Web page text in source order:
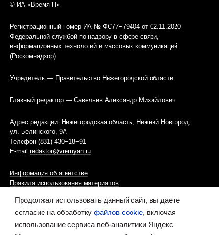
© ИА «Время Н»
Регистрационный номер ИА № ФС77−79404 от 02.11.2020
Федеральной службой по надзору в сфере связи,
информационных технологий и массовых коммуникаций
(Роскомнадзор)
Учредитель — Правительство Нижегородской области
Главный редактор — Савельев Александр Михайлович
Адрес редакции: Нижегородская область, Нижний Новгород,
ул. Белинского, 9А
Телефон (831) 430−18−91
E-mail redaktor@vremyan.ru
Информация об агентстве
Правила использования материалов
Информационная политика использования «cookies»-файлов
Ресурс содержит материалы 16+
Продолжая использовать данный сайт, вы даете
согласие на обработку файлов cookie, включая
использование сервиса веб-аналитики Яндекс